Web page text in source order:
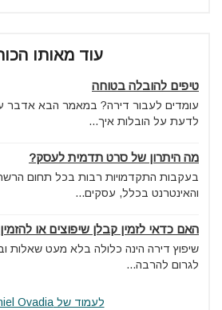
עוד מאותו
טיפים להובלה בטוחה
עומדים לעבור דירה? במאמר הבא אדבר
לדעת על הובלות איך...
מה היתרון של סרט תדמית לעסק?
בעקבות התקדמויות רבות בכל תחום
והאינטרנט בכלל, עסקים...
האם כדאי לזמין קבלן שיפוצים או
שיפוץ דירה הינה כלולה בלא מעט שאלות
לגרום להרבה...
לעמוד של Daniel Ovadia